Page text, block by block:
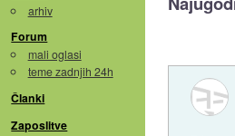
arhiv
Forum
mali oglasi
teme zadnjih 24h
Članki
Zaposlitve